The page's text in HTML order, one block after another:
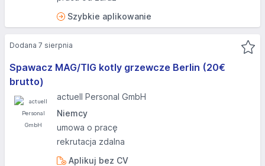
Szybkie aplikowanie
Spawacz MAG/TIG kotly grzewcze Berlin (20€
brutto)
actuell Personal GmbH
Niemcy
umowa o pracę
rekrutacja zdalna
Aplikuj bez CV
Dodana 7 sierpnia